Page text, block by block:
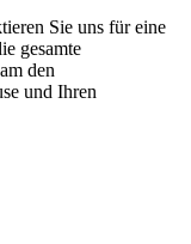
Sie uns für eine
gesamte
den
und Ihren